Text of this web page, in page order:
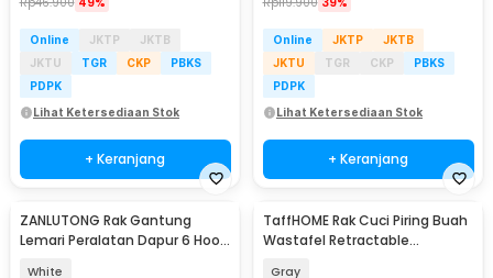
Online JKTP
JKTB
JKTU
TGR CKP
PBKS
PDPK
Lihat Ketersediaan Stok
+ Keranjang
Online JKTP
JKTB
JKTU
TGR CKP
PBKS
PDPK
Lihat Ketersediaan Stok
+ Keranjang
ZANLUTONG Rak Gantung
Lemari Peralatan Dapur 6 Hook
White
TaffHOME Rak Cuci Piring Buah
Wastafel Retractable
Gray